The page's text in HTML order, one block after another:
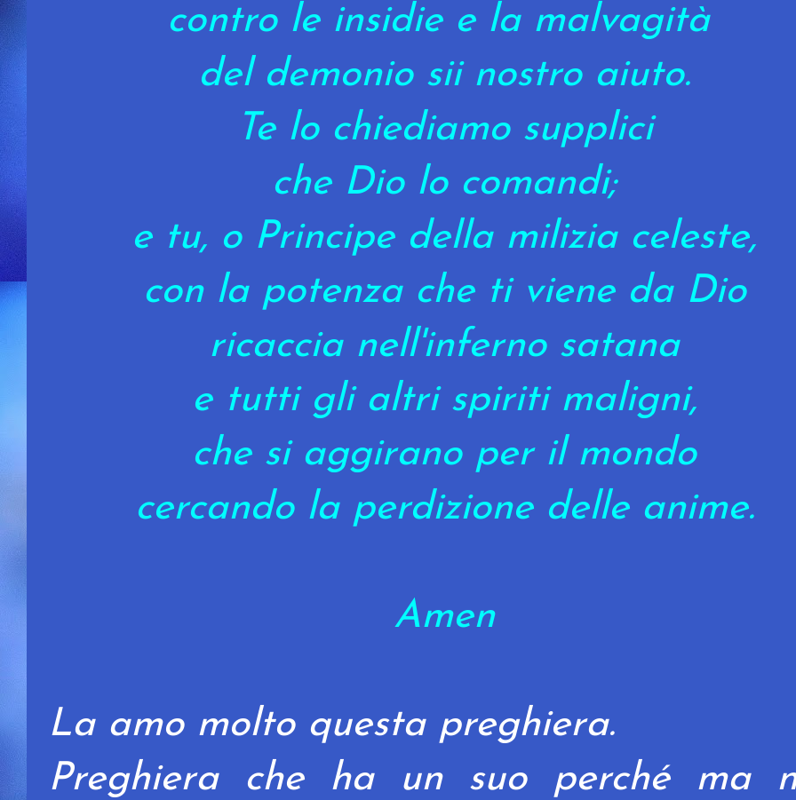
contro le insidie e la malvagità
del demonio sii nostro aiuto.
Te lo chiediamo supplici
che Dio lo comandi;
e tu, o Principe della milizia celeste,
con la potenza che ti viene da Dio
ricaccia nell'inferno satana
e tutti gli altri spiriti maligni,
che si aggirano per il mondo
cercando la perdizione delle anime.
Amen
La amo molto questa preghiera.
Preghiera che ha un suo perché ma